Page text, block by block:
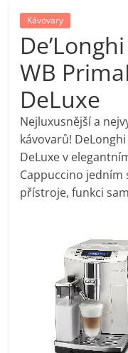
pračky,
mobilní
bazény
Kávovary
WB
DeLuxe
Nejluxusnější a
kávovarů! DeLonghi
DeLuxe v
Cappuccino
přístroje, funkci